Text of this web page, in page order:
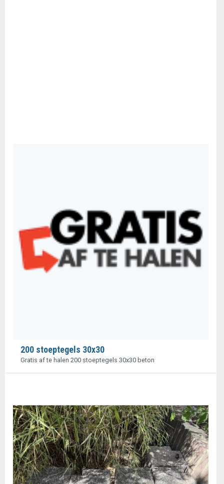
200 stoeptegels 30x30
Gratis af te halen 200 stoeptegels 30x30 beton